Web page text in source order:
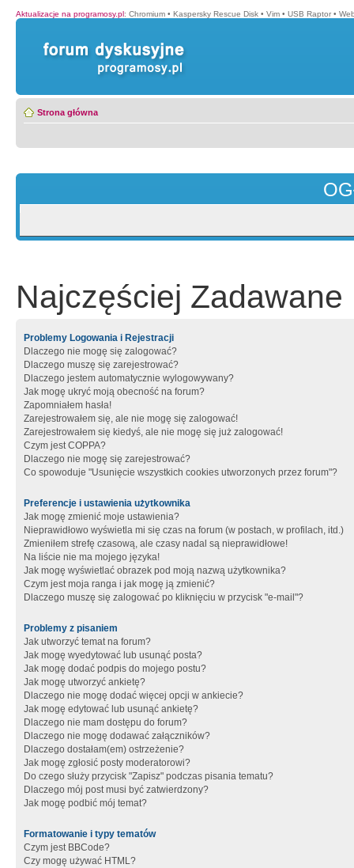
Aktualizacje na programosy.pl: Chromium • Kaspersky Rescue Disk • Vim • USB Raptor •
Strona główna
Najczęściej Zadawane
Problemy Logowania i Rejestracji
Dlaczego nie mogę się zalogować?
Dlaczego muszę się zarejestrować?
Dlaczego jestem automatycznie wylogowywany?
Jak mogę ukryć moją obecność na forum?
Zapomniałem hasła!
Zarejestrowałem się, ale nie mogę się zalogować!
Zarejestrowałem się kiedyś, ale nie mogę się już zalogować!
Czym jest COPPA?
Dlaczego nie mogę się zarejestrować?
Co spowoduje "Usunięcie wszystkich cookies utworzonych przez forum"?
Preferencje i ustawienia użytkownika
Jak mogę zmienić moje ustawienia?
Nieprawidłowo wyświetla mi się czas na forum (w postach, w profilach, itd.)
Zmieniłem strefę czasową, ale czasy nadal są nieprawidłowe!
Na liście nie ma mojego języka!
Jak mogę wyświetlać obrazek pod moją nazwą użytkownika?
Czym jest moja ranga i jak mogę ją zmienić?
Dlaczego muszę się zalogować po kliknięciu w przycisk "e-mail"?
Problemy z pisaniem
Jak utworzyć temat na forum?
Jak mogę wyedytować lub usunąć posta?
Jak mogę dodać podpis do mojego postu?
Jak mogę utworzyć ankietę?
Dlaczego nie mogę dodać więcej opcji w ankiecie?
Jak mogę edytować lub usunąć ankietę?
Dlaczego nie mam dostępu do forum?
Dlaczego nie mogę dodawać załączników?
Dlaczego dostałam(em) ostrzeżenie?
Jak mogę zgłosić posty moderatorowi?
Do czego służy przycisk "Zapisz" podczas pisania tematu?
Dlaczego mój post musi być zatwierdzony?
Jak mogę podbić mój temat?
Formatowanie i typy tematów
Czym jest BBCode?
Czy mogę używać HTML?